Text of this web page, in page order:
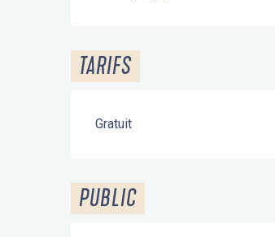
TARIFS
Gratuit
PUBLIC